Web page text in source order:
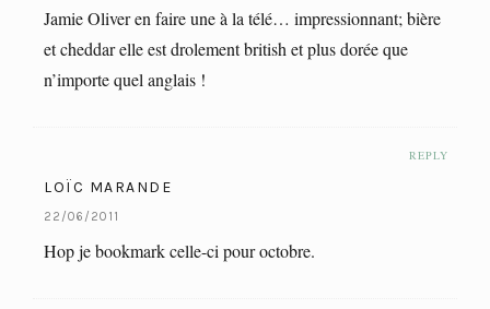
Jamie Oliver en faire une à la télé… impressionnant; bière
et cheddar elle est drolement british et plus dorée que
n’importe quel anglais !
REPLY
LOÏC MARANDE
22/06/2011
Hop je bookmark celle-ci pour octobre.